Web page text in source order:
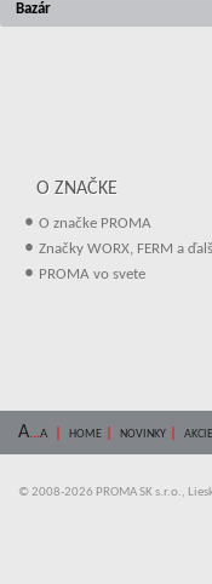
Bazár
O ZNAČKE
• O značke PROMA
• Značky WORX, FERM a
• PROMA vo svete
A...A HOME NOVINKY AKCIE
© 2008-2026 PROMA SK s.r.o.,